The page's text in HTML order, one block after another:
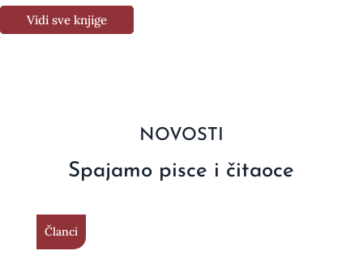
Vidi sve knjige
NOVOSTI
Spajamo pisce i čitaoce
Članci